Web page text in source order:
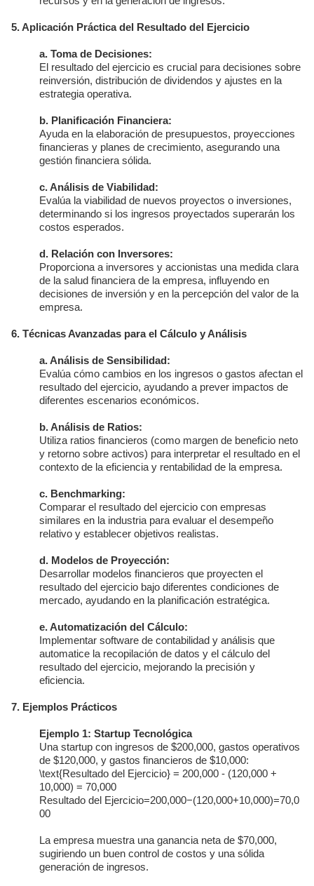
5. Aplicación Práctica del Resultado del Ejercicio
a. Toma de Decisiones:
El resultado del ejercicio es crucial para decisiones sobre
reinversión, distribución de dividendos y ajustes en la
estrategia operativa.
b. Planificación Financiera:
Ayuda en la elaboración de presupuestos, proyecciones
financieras y planes de crecimiento, asegurando una
gestión financiera sólida.
c. Análisis de Viabilidad:
Evalúa la viabilidad de nuevos proyectos o inversiones,
determinando si los ingresos proyectados superarán los
costos esperados.
d. Relación con Inversores:
Proporciona a inversores y accionistas una medida clara
de la salud financiera de la empresa, influyendo en
decisiones de inversión y en la percepción del valor de la
empresa.
6. Técnicas Avanzadas para el Cálculo y Análisis
a. Análisis de Sensibilidad:
Evalúa cómo cambios en los ingresos o gastos afectan el
resultado del ejercicio, ayudando a prever impactos de
diferentes escenarios económicos.
b. Análisis de Ratios:
Utiliza ratios financieros (como margen de beneficio neto
y retorno sobre activos) para interpretar el resultado en el
contexto de la eficiencia y rentabilidad de la empresa.
c. Benchmarking:
Comparar el resultado del ejercicio con empresas
similares en la industria para evaluar el desempeño
relativo y establecer objetivos realistas.
d. Modelos de Proyección:
Desarrollar modelos financieros que proyecten el
resultado del ejercicio bajo diferentes condiciones de
mercado, ayudando en la planificación estratégica.
e. Automatización del Cálculo:
Implementar software de contabilidad y análisis que
automatice la recopilación de datos y el cálculo del
resultado del ejercicio, mejorando la precisión y
eficiencia.
7. Ejemplos Prácticos
Ejemplo 1: Startup Tecnológica
Una startup con ingresos de $200,000, gastos operativos
de $120,000, y gastos financieros de $10,000:
\text{Resultado del Ejercicio} = 200,000 - (120,000 +
10,000) = 70,000
Resultado del Ejercicio=200,000−(120,000+10,000)=70,0
00
La empresa muestra una ganancia neta de $70,000,
sugiriendo un buen control de costos y una sólida
generación de ingresos.